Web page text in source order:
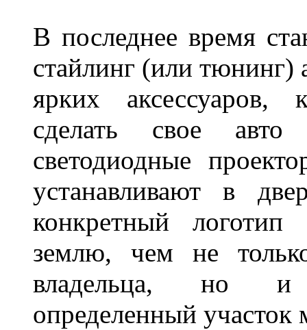
В последнее время
стайлинг (или тюнинг)
ярких аксессуаров,
сделать свое
светодиодные
устанавливают в
конкретный логотип
землю, чем не
владельца, но и
определенный участок